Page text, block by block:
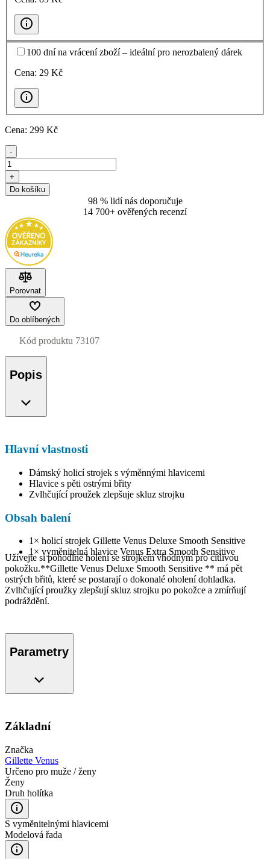
100 dní na vrácení zboží – ideální pro nerozbalený dárek
Cena: 29 Kč
Cena: 299 Kč
-
+
Do košíku
98 % lidí nás doporučuje
14 700+ ověřených recenzí
Porovnat
Do oblíbených
Kód produktu 73107
Popis
Hlavní vlastnosti
Dámský holicí strojek s výměnnými hlavicemi
Hlavice s pěti ostrými břity
Zvlhčující proužek zlepšuje skluz strojku
Obsah balení
1× holicí strojek Gillette Venus Deluxe Smooth Sensitive
1× vyměnitelná hlavice Venus Extra Smooth Sensitive
Užívejte si pohodlné holení se strojkem vhodným pro citlivou
pokožku.**Gillette Venus Deluxe Smooth Sensitive ** má pět
ostrých břitů, které se postarají o dokonalé oholení dohladka.
Zvlhčující proužky zlepšují skluz strojku po pokožce a zmírňují
podráždění.
Parametry
Základní
Značka
Gillette Venus
Určeno pro muže / ženy
Ženy
Druh holítka
S vyměnitelnými hlavicemi
Modelová řada